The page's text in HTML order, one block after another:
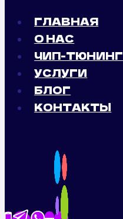
ГЛАВНАЯ
О НАС
ЧИП-ТЮНИНГ
УСЛУГИ
БЛОГ
КОНТАКТЫ